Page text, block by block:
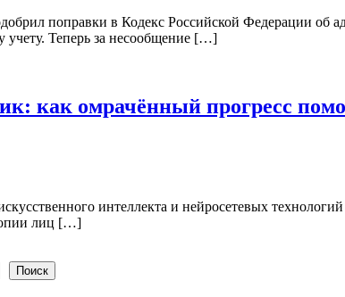
поправки в Кодекс Российской Федерации об
учету. Теперь за несообщение […]
как омрачённый прогресс
интеллекта и нейросетевых
лиц […]
Поиск